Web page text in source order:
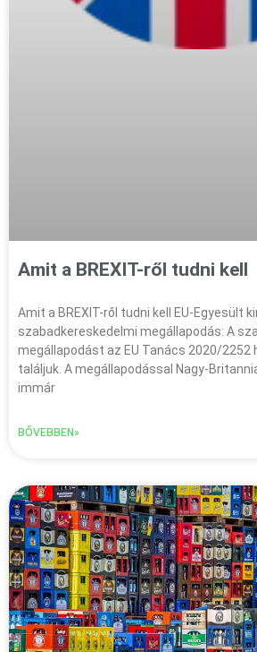
Amit a BREXIT-ről tudni kell
Amit a BREXIT-ről tudni kell EU-Egyesült
szabadkereskedelmi megállapodás: A
megállapodást az EU Tanács 2020/2252
találjuk. A megállapodással Nagy-
immár
BŐVEBBEN»